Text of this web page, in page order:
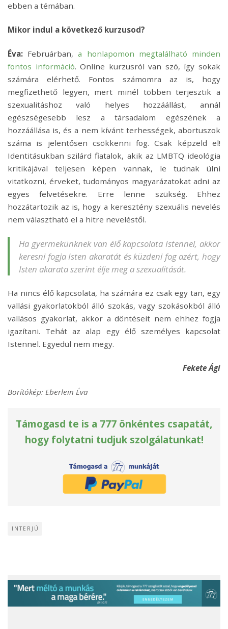
ebben a témában.
Mikor indul a következő kurzusod?
Éva: Februárban,a honlapomon megtalálható minden
fontos információ. Online kurzusról van szó, így sokak
számára elérhető. Fontos számomra az is, hogy
megfizethető legyen, mert minél többen terjesztik a
szexualitáshoz való helyes hozzáállást, annál
egészségesebb lesz a társadalom egészének a
hozzáállása is, és a nem kívánt terhességek, abortuszok
száma is jelentősen csökkenni fog. Csak képzeld el!
Identitásukban szilárd fiatalok, akik az LMBTQ ideológia
kritikájával teljesen képen vannak, le tudnak ülni
vitatkozni, érveket, tudományos magyarázatokat adni az
egyes felvetésekre. Erre lenne szükség. Ehhez
hozzátartozik az is, hogy a keresztény szexuális nevelés
nem választható el a hitre neveléstől.
Ha gyermekünknek van élő kapcsolata Istennel, akkor
keresni fogja Isten akaratát és küzdeni fog azért, hogy
Isten akarata szerint élje meg a szexualitását.
Ha nincs élő kapcsolata, ha számára ez csak egy tan, egy
vallási gyakorlatokból álló szokás, vagy szokásokból álló
vallásos gyakorlat, akkor a döntéseit nem ehhez fogja
igazítani. Tehát az alap egy élő személyes kapcsolat
Istennel. Egyedül nem megy.
Fekete Ági
Borítókép: Eberlein Éva
Támogasd te is a 777 önkéntes csapatát,
hogy folytatni tudjuk szolgálatunkat!
INTERJÚ